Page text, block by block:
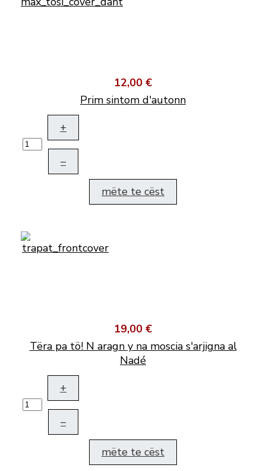
12,00 €
Prim sintom d'autonn
+
–
mëte te cëst
19,00 €
Tëra pa tö! N aragn y na moscia s'arjigna al
Nadé
+
–
mëte te cëst